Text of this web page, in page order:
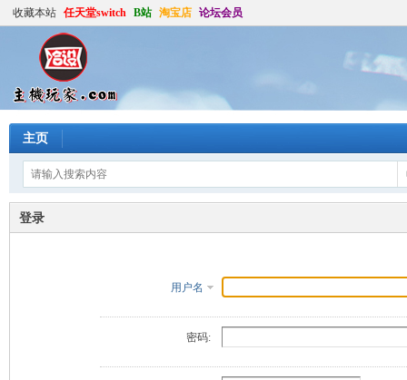
收藏本站 任天堂switch B站 淘宝店 论坛会员
主页
登录
用户名
密码: